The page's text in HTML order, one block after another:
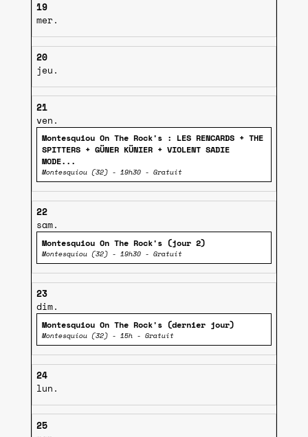
19
mer.
20
jeu.
21
ven.
Montesquiou On The Rock's : LES RENCARDS + THE
SPITTERS + GÜNER KÜNIER + VIOLENT SADIE
MODE...
Montesquiou (32) - 19h30 - Gratuit
22
sam.
Montesquiou On The Rock's (jour 2)
Montesquiou (32) - 19h30 - Gratuit
23
dim.
Montesquiou On The Rock's (dernier jour)
Montesquiou (32) - 15h - Gratuit
24
lun.
25